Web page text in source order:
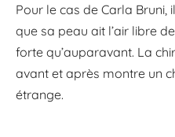
Pour le cas de Carla Bruni,
que sa peau ait l’air libre
forte qu’auparavant. La
avant et après montre un
étrange.